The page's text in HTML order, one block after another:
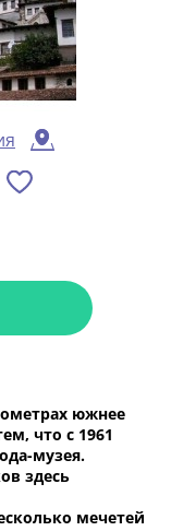
южнее
что с 1961
музея.
здесь
мечетей